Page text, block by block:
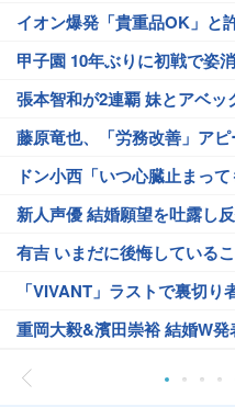
イオン爆発「貴重品OK」と
甲子園 10年ぶりに初戦で姿
張本智和が2連覇 妹とアベッ
藤原竜也、「労務改善」ア
ドン小西「いつ心臓止まって
新人声優 結婚願望を吐露し
有吉 いまだに後悔している
「VIVANT」ラストで裏切り
重岡大毅&濱田崇裕 結婚W発